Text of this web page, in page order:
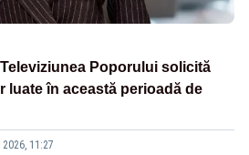
Poporului solicită
luate în această perioadă de
11:27